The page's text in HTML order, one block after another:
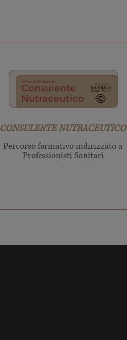
CONSULENTE NUTRACEUTICO
Percorso formativo indirizzato a
Professionisti Sanitari